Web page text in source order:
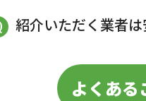
紹介いただく業者
よくある